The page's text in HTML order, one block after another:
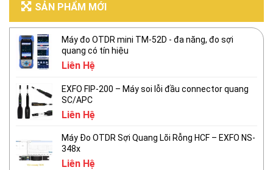
SẢN PHẨM MỚI
Máy đo OTDR mini TM-52D - đa năng, đo sợi
quang có tín hiệu
Liên Hệ
EXFO FIP-200 – Máy soi lỗi đầu connector quang
SC/APC
Liên Hệ
Máy Đo OTDR Sợi Quang Lõi Rỗng HCF – EXFO NS-
348x
Liên Hệ